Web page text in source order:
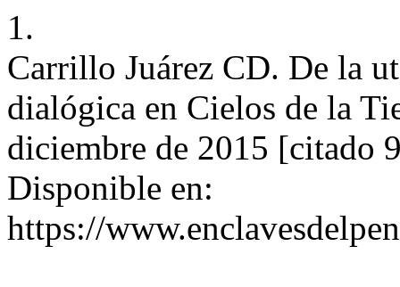
1.
Carrillo Juárez CD. De la
dialógica en Cielos de la
diciembre de 2015 [citado
Disponible en:
https://